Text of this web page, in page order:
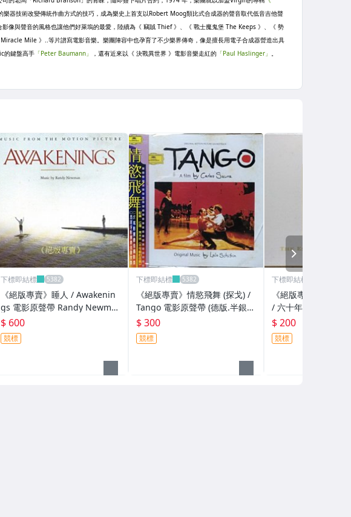
下標即結標
《絕版專賣》睡人 / Awakenin
gs 電影原聲帶 Randy Newma
n (德版.無IFPI)
$ 600
競標
下標即結標
《絕版專賣》情慾飛舞 (探戈) /
Tango 電影原聲帶 (德版.半銀
圈.側標完整)
$ 300
競標
下標即結標
《絕版專賣》Elvis
/ 六十年搖滾紀實 (
$ 200
競標